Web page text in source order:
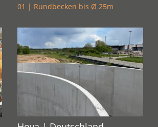
01 | Rundbecken bis Ø 25m